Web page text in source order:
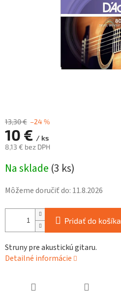
13,30 € –24 %
10 € / ks
8,13 € bez DPH
cena:
Na sklade (3 ks)
Môžeme doručiť do: 11.8.2026
Pridať do košíka
Struny pre akustickú gitaru.
Detailné informácie